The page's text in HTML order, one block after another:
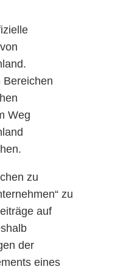
Bereichen
Weg
zu
zu
auf
der
eines